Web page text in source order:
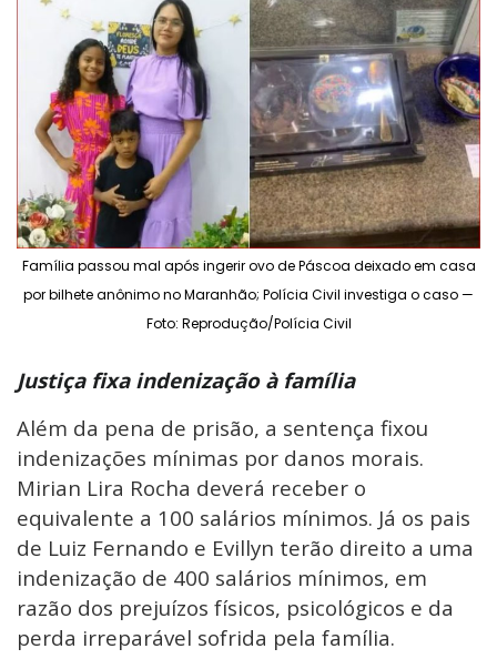
Família passou mal após ingerir ovo de Páscoa deixado em casa
por bilhete anônimo no Maranhão; Polícia Civil investiga o caso —
Foto: Reprodução/Polícia Civil
Justiça fixa indenização à família
Além da pena de prisão, a sentença fixou
indenizações mínimas por danos morais.
Mirian Lira Rocha deverá receber o
equivalente a 100 salários mínimos. Já os pais
de Luiz Fernando e Evillyn terão direito a uma
indenização de 400 salários mínimos, em
razão dos prejuízos físicos, psicológicos e da
perda irreparável sofrida pela família.